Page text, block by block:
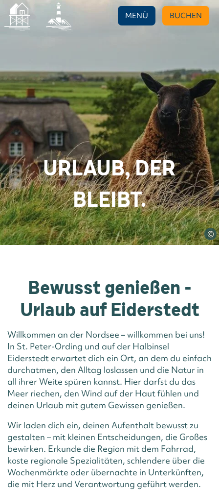
MENÜ BUCHEN
©
URLAUB, DER
BLEIBT.
Bewusst genießen -
Urlaub auf Eiderstedt
Willkommen an der Nordsee – willkommen bei uns!
In St. Peter-Ording und auf der Halbinsel
Eiderstedt erwartet dich ein Ort, an dem du einfach
durchatmen, den Alltag loslassen und die Natur in
all ihrer Weite spüren kannst. Hier darfst du das
Meer riechen, den Wind auf der Haut fühlen und
deinen Urlaub mit gutem Gewissen genießen.
Wir laden dich ein, deinen Aufenthalt bewusst zu
gestalten – mit kleinen Entscheidungen, die Großes
bewirken. Erkunde die Region mit dem Fahrrad,
koste regionale Spezialitäten, schlendere über die
Wochenmärkte oder übernachte in Unterkünften,
die mit Herz und Verantwortung geführt werden.